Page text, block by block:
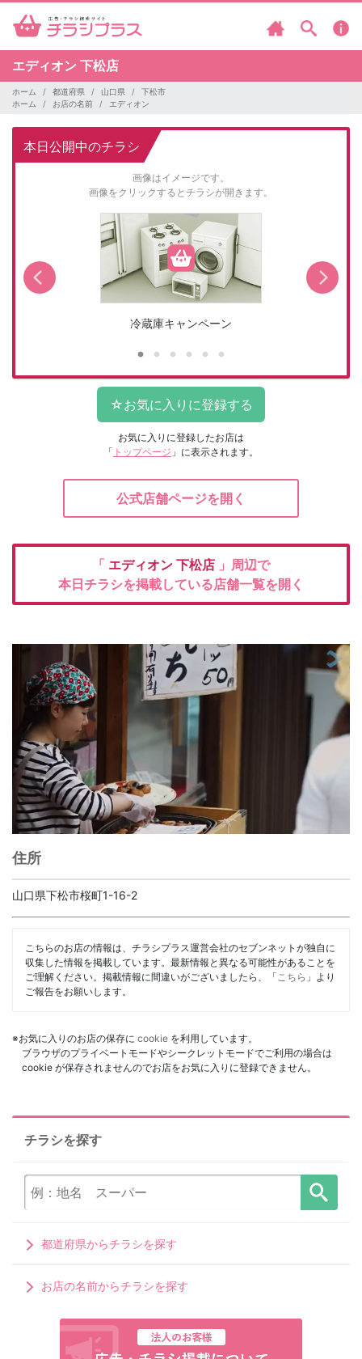
エディオン 下松店
ホーム 都道府県 山口県
下松市
ホーム
お店の名前 エディオン
本日公開中のチラシ
画像はイメージです。
画像をクリックするとチラシが開きます。
冷蔵庫キャンペーン
お気に入りに登録したお店は
「 トップページ 」に表示されます。
公式店舗ページを開く
「 エディオン 下松店 」周辺で
本日チラシを掲載している店舗一覧を開く
住所
山口県下松市桜町1-16-2
こちらのお店の情報は、チラシプラス運営会社のセブンネットが独自に
収集した情報を掲載しています。最新情報と異なる可能性があることを
ご理解ください。掲載情報に間違いがございましたら、「 こちら 」より
ご報告をお願いします。
※お気に入りのお店の保存に cookie を利用しています。
ブラウザのプライベートモードやシークレットモードでご利用の場合は
cookie が保存されませんのでお店をお気に入りに登録できません。
チラシを探す
都道府県からチラシを探す
お店の名前からチラシを探す